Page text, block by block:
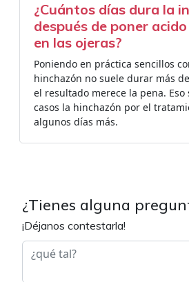
¿Cuántos días dura la
después de poner
en las ojeras?
Poniendo en práctica sencillos
hinchazón no suele durar más
el resultado merece la pena. Eso
casos la hinchazón por el
algunos días más.
¿Tienes alguna
¡Déjanos contestarla!